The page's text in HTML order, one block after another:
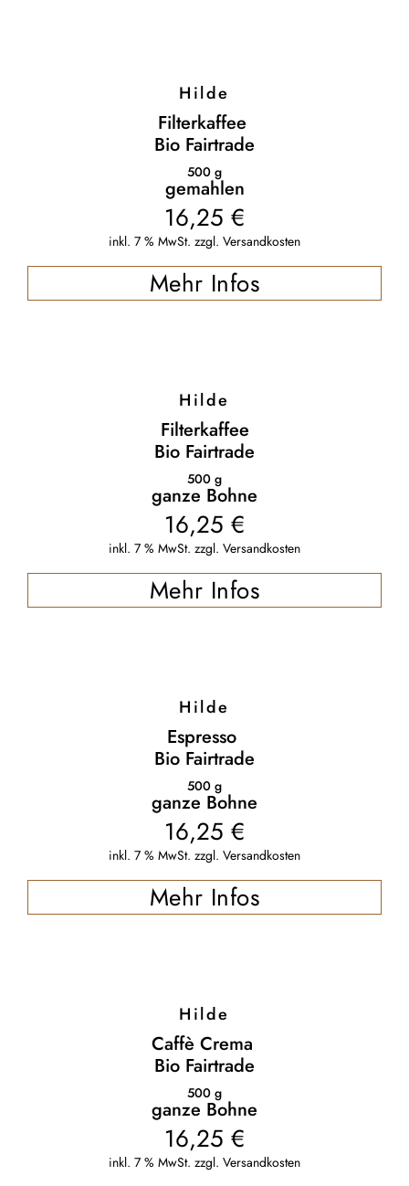
Hilde
Filterkaffee
Bio Fairtrade
500 g
gemahlen
16,25 €
inkl. 7 % MwSt. zzgl. Versandkosten
Mehr Infos
Hilde
Filterkaffee
Bio Fairtrade
500 g
ganze Bohne
16,25 €
inkl. 7 % MwSt. zzgl. Versandkosten
Mehr Infos
Hilde
Espresso
Bio Fairtrade
500 g
ganze Bohne
16,25 €
inkl. 7 % MwSt. zzgl. Versandkosten
Mehr Infos
Hilde
Caffè Crema
Bio Fairtrade
500 g
ganze Bohne
16,25 €
inkl. 7 % MwSt. zzgl. Versandkosten